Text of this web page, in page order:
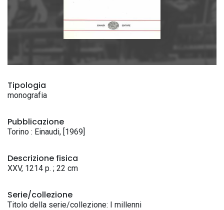
Tipologia
monografia
Pubblicazione
Torino : Einaudi, [1969]
Descrizione fisica
XXV, 1214 p. ; 22 cm
Serie/collezione
Titolo della serie/collezione: I millenni